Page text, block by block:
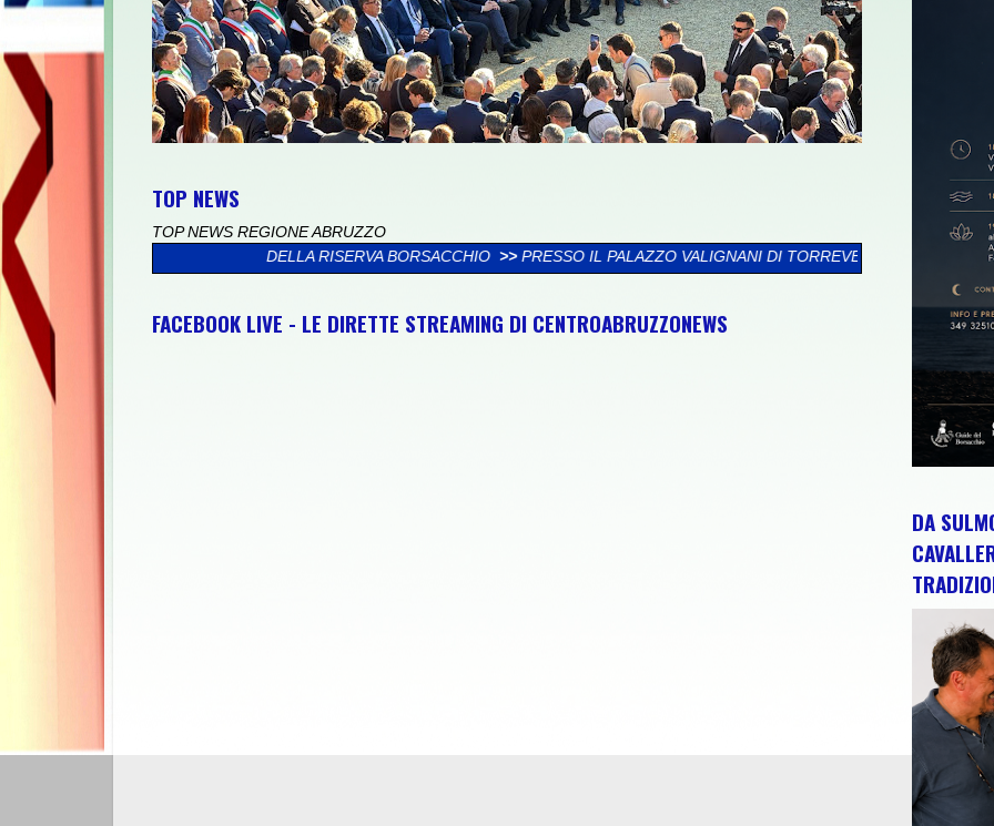
TOP NEWS
TOP NEWS REGIONE ABRUZZO
MARE DELLA RISERVA BORSACCHIO >> PRESSO IL PALAZZO VALIGNANI DI TORREVECCHIA TEATINA SI CHIUDE LA XXVI
FACEBOOK LIVE - LE DIRETTE STREAMING DI CENTROABRUZZONEWS
DA